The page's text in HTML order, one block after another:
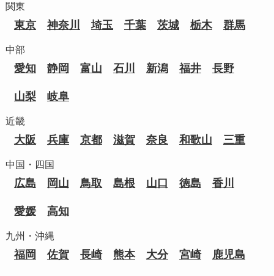
関東
東京 神奈川 埼玉 千葉 茨城 栃木 群馬
中部
愛知 静岡 富山 石川 新潟 福井 長野
山梨 岐阜
近畿
大阪 兵庫 京都 滋賀 奈良 和歌山 三重
中国・四国
広島 岡山 鳥取 島根 山口 徳島 香川
愛媛 高知
九州・沖縄
福岡 佐賀 長崎 熊本 大分 宮崎 鹿児島